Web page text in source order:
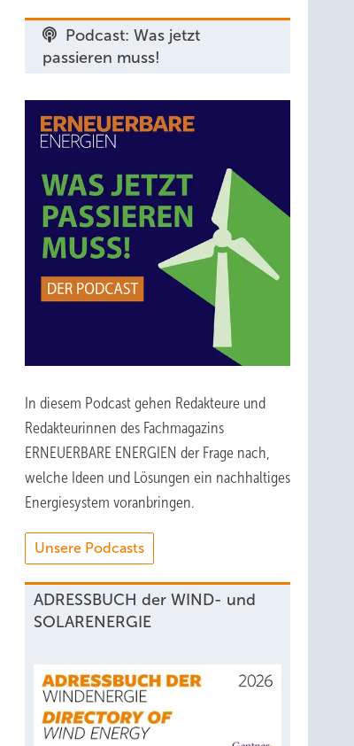
Podcast: Was jetzt
passieren muss!
In diesem Podcast gehen Redakteure und
Redakteurinnen des Fachmagazins
ERNEUERBARE ENERGIEN der Frage nach,
welche Ideen und Lösungen ein nachhaltiges
Energiesystem voranbringen.
Unsere Podcasts
ADRESSBUCH der WIND- und
SOLARENERGIE